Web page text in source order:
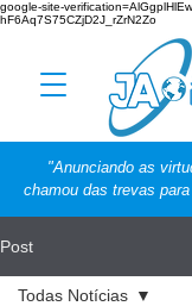
google-site-
hF6Aq7S75CZjD2J_rZrN2Zo
"Anunciando as
chamou das trevas
Post
Todas Notícias